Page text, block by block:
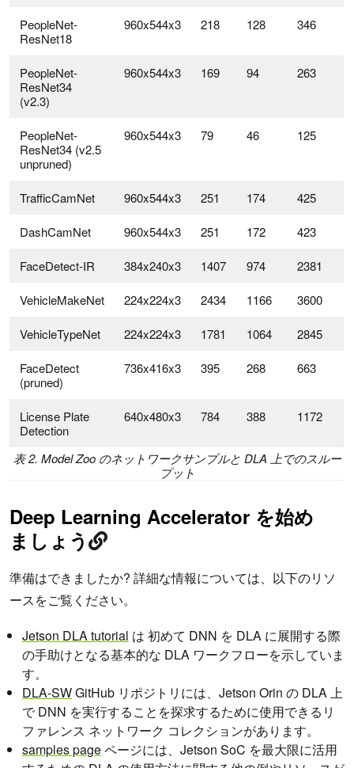
PeopleNet-
ResNet18
960x544x3 218 128 346
PeopleNet-
ResNet34
(v2.3)
960x544x3 169 94 263
PeopleNet-
ResNet34 (v2.5
unpruned)
960x544x3 79 46 125
TrafficCamNet 960x544x3 251 174 425
DashCamNet 960x544x3 251 172 423
FaceDetect-IR 384x240x3 1407 974 2381
VehicleMakeNet 224x224x3 2434 1166 3600
VehicleTypeNet 224x224x3 1781 1064 2845
FaceDetect
(pruned)
736x416x3 395 268 663
License Plate
Detection
640x480x3 784 388 1172
表 2. Model Zoo のネットワークサンプルと DLA 上でのスルー
プット
Deep Learning Accelerator を始め
ましょう
準備はできましたか? 詳細な情報については、以下のリソ
ースをご覧ください。
Jetson DLA tutorial は 初めて DNN を DLA に展開する際
の手助けとなる基本的な DLA ワークフローを示していま
す。
DLA-SWGitHub リポジトリには、Jetson Orin の DLA 上
で DNN を実行することを探求するために使用できるリ
ファレンス ネットワーク コレクションがあります。
samples pageページには、Jetson SoC を最大限に活用